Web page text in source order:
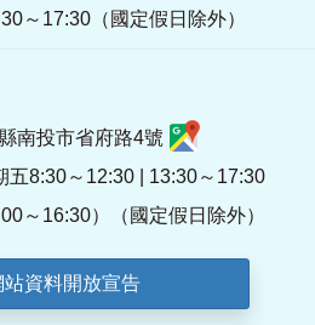
～17:30（國定假日除外）
南投市省府路4號
五8:30～12:30 | 13:30～17:30
～16:30）（國定假日除外）
站資料開放宣告